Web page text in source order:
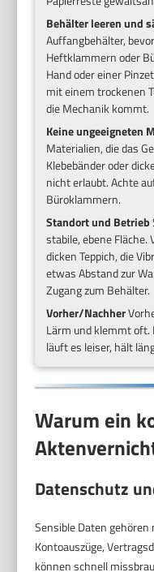
Behälter leeren und
Auffangbehälter,
Heftklammern oder
Hand oder einer
mit einem trockenen
die Mechanik kommt.
Keine ungeeigneten
Materialien, die das
Klebebänder oder
nicht erlaubt. Achte
Büroklammern.
Standort und Betrieb
stabile, ebene
dicken Teppich, die
etwas Abstand zur
Zugang zum Behälter.
Vorher/Nachher
Lärm und klemmt oft.
läuft es leiser, hält
Warum ein
Datenschutz
Sensible Daten gehören
Kontoauszüge,
können schnell